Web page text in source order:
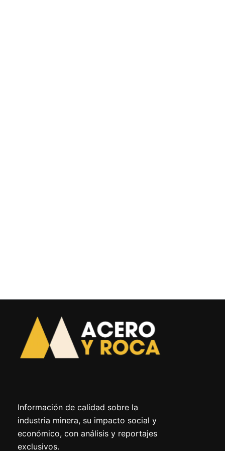
Información de calidad sobre la
industria minera, su impacto social y
económico, con análisis y reportajes
exclusivos.